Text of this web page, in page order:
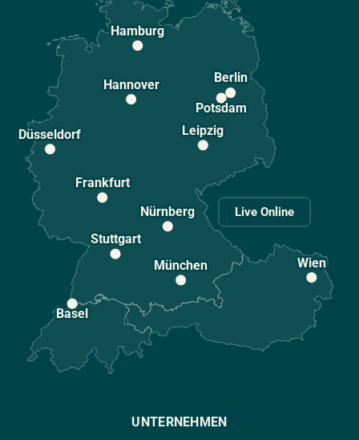
Hamburg
Berlin
Potsdam
Hannover
Leipzig
Düsseldorf
Frankfurt
Nürnberg
Stuttgart
München
Wien
Basel
Live Online
UNTERNEHMEN